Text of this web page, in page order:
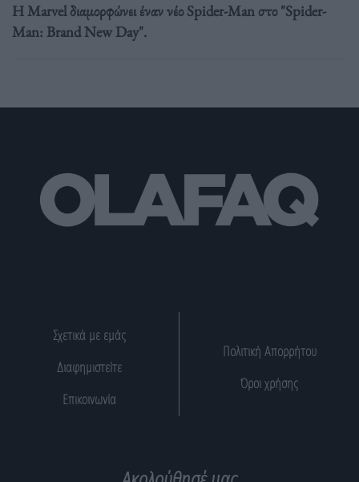
Η Marvel διαμορφώνει έναν νέο Spider-Man στο "Spider-
Man: Brand New Day".
Σχετικά με εμάς
Διαφημιστείτε
Επικοινωνία
Πολιτική Απορρήτου
Όροι χρήσης